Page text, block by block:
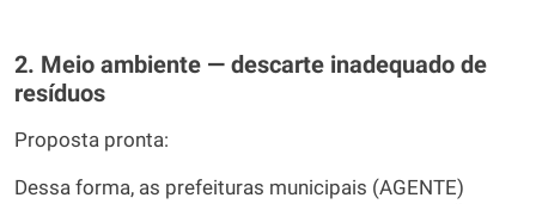
2. Meio ambiente — descarte inadequado de
resíduos
Proposta pronta:
Dessa forma, as prefeituras municipais (AGENTE)